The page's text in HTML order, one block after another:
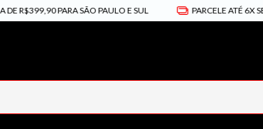
PARA SÃO PAULO E SUL PARCELE ATÉ 6X SEM